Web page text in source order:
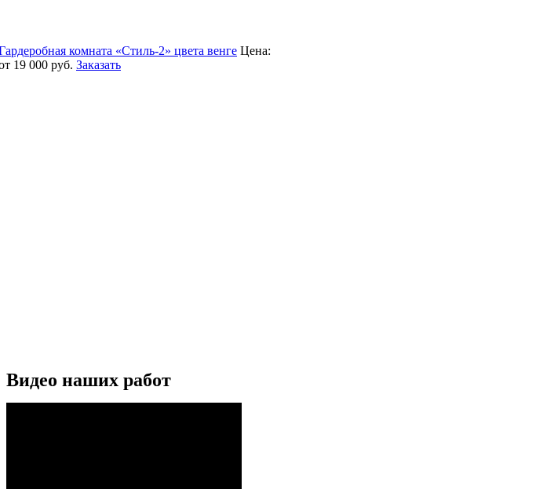
комната «Стиль-2» цвета венге Цена:
19 000 руб. Заказать
Видео наших работ